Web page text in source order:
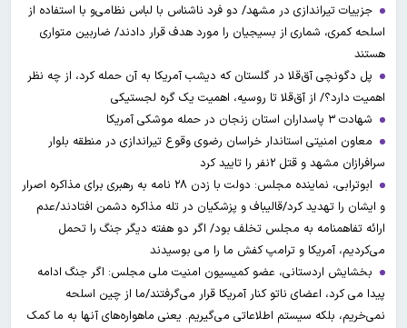
جزییات تیراندازی در مشهد/ دو فرد ناشناس با لباس نظامی‌و با استفاده از
اسلحه کمری، شماری از بسیجیان را مورد هدف قرار دادند/ ضاربین متواری
هستند
پل دگونچی آق‌قلا در گلستان که دیشب آمریکا به آن حمله کرد، از چه نظر
اهمیت دارد؟/ از آق‌قلا تا روسیه، اهمیت یک گره لجستیکی
شهادت ۳ ‌پاسداران استان زنجان در حمله موشکی آمریکا
معاون امنیتی استاندار خراسان رضوی وقوع تیراندازی در منطقه بلوار
سرافرازان مشهد و قتل ۲نفر را تایید کرد
ابوترابی، نماینده مجلس: دولت با زدن ۲۸ نامه به رهبری برای مذاکره اصرار
و ایشان را تهدید کرد/قالیباف و پزشکیان در تله مذاکره دشمن افتادند/عدم
ارائه تفاهمنامه به مجلس تخلف بود/ اگر دو هفته دیگر جنگ را تحمل
می‌کردیم، آمریکا و ترامپ کفش ما را می بوسیدند
بخشایش اردستانی، عضو کمیسیون امنیت ملی مجلس: اگر جنگ ادامه
پیدا می کرد، اعضای ناتو کنار آمریکا قرار می‌گرفتند/ما از چین اسلحه
نمی‌خریم، بلکه سیستم اطلاعاتی می‌گیریم. یعنی ماهواره‌های آنها به ما کمک